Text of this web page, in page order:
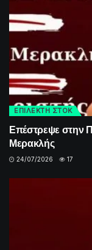
ΕΠΙΛΕΚΤΗ ΣΤΟΚ
Επέστρεψε στην
Μερακλής
24/07/2026 17